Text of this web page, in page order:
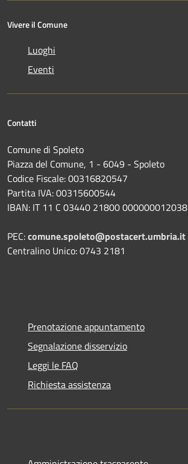
Vivere il Comune
Luoghi
Eventi
Contatti
Comune di Spoleto
Piazza del Comune, 1 - 6049 - Spoleto
Codice Fiscale: 00316820547
Partita IVA: 00315600544
IBAN: IT 11 C 03440 21800 000000012038
PEC:comune.spoleto@postacert.umbria.it
Centralino Unico: 0743 2181
Prenotazione appuntamento
Segnalazione disservizio
Leggi le FAQ
Richiesta assistenza